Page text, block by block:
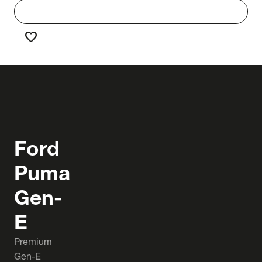
favorite
Ford
Puma
Gen-
E
Premium
Gen-E